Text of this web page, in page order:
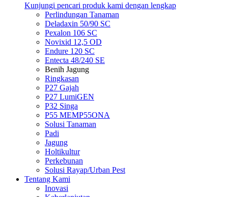
Kunjungi pencari produk kami dengan lengkap
Perlindungan Tanaman
Deladaxin 50/90 SC
Pexalon 106 SC
Novixid 12,5 OD
Endure 120 SC
Entecta 48/240 SE
Benih Jagung
Ringkasan
P27 Gajah
P27 LumiGEN
P32 Singa
P55 MEMP55ONA
Solusi Tanaman
Padi
Jagung
Holtikultur
Perkebunan
Solusi Rayap/Urban Pest
Tentang Kami
Inovasi